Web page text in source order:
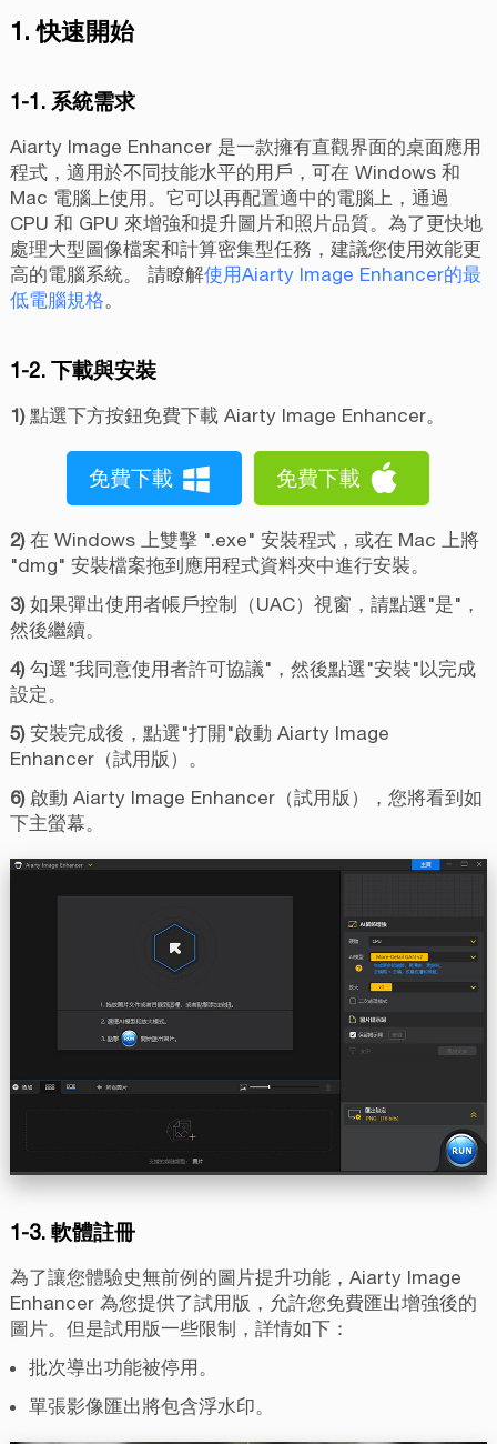
1. 快速開始
1-1. 系統需求
Aiarty Image Enhancer 是一款擁有直觀界面的桌面應用
程式，適用於不同技能水平的用戶，可在 Windows 和
Mac 電腦上使用。它可以再配置適中的電腦上，通過
CPU 和 GPU 來增強和提升圖片和照片品質。為了更快地
處理大型圖像檔案和計算密集型任務，建議您使用效能更
高的電腦系統。 請瞭解使用Aiarty Image Enhancer的最
低電腦規格。
1-2. 下載與安裝
1)點選下方按鈕免費下載 Aiarty Image Enhancer。
免費下載 免費下載
2)在 Windows 上雙擊 ".exe" 安裝程式，或在 Mac 上將
"dmg" 安裝檔案拖到應用程式資料夾中進行安裝。
3)如果彈出使用者帳戶控制（UAC）視窗，請點選"是"，
然後繼續。
4)勾選"我同意使用者許可協議"，然後點選"安裝"以完成
設定。
5)安裝完成後，點選"打開"啟動 Aiarty Image
Enhancer（試用版）。
6)啟動 Aiarty Image Enhancer（試用版），您將看到如
下主螢幕。
1-3. 軟體註冊
為了讓您體驗史無前例的圖片提升功能，Aiarty Image
Enhancer 為您提供了試用版，允許您免費匯出增強後的
圖片。但是試用版一些限制，詳情如下：
批次導出功能被停用。
單張影像匯出將包含浮水印。